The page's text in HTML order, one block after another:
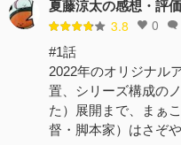
夏藤涼太の感想・評価
3.8 0
#1話
2022年のオリジナル
置、シリーズ構成の
た）展開まで、まぁ
督・脚本家）はさぞ